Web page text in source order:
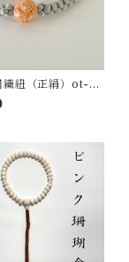
織紐（正絹）ot-01